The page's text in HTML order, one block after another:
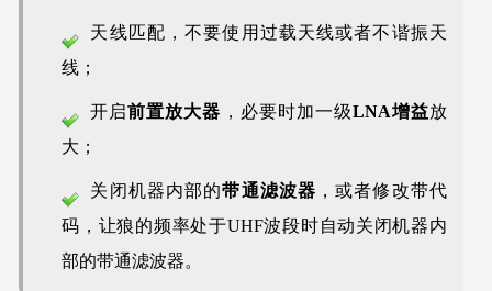
天线匹配，不要使用过载天线或者不谐振天
线；
开启前置放大器 ，必要时加一级LNA增益放
大；
关闭机器内部的带通滤波器 ，或者修改带代
码，让狼的频率处于UHF波段时自动关闭机器内
部的带通滤波器。